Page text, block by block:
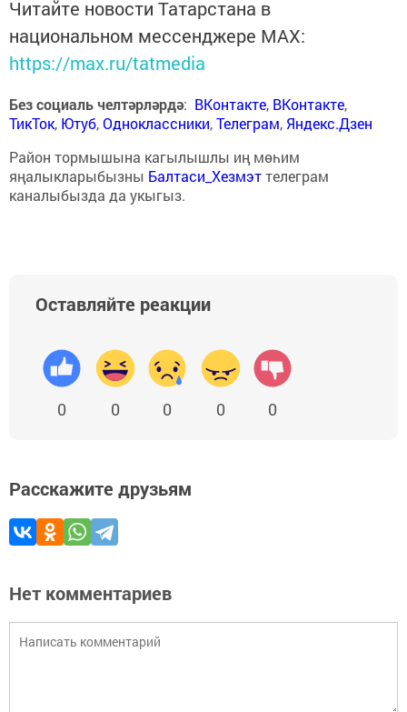
Читайте новости Татарстана в
национальном мессенджере MАХ:
https://max.ru/tatmedia
Без социаль челтәрләрдә: ВКонтакте, ВКонтакте,
ТикТок, Ютуб,Одноклассники,Телеграм, Яндекс.Дзен
Район тормышына кагылышлы иң мөһим
яңалыкларыбызны Балтаси_Хезмэттелеграм
каналыбызда да укыгыз.
Оставляйте реакции
0 0 0 0 0
Расскажите друзьям
Нет комментариев